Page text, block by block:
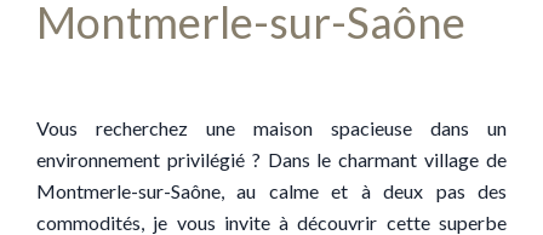
Montmerle-sur-Saône
Vous recherchez une maison spacieuse dans un
environnement privilégié ? Dans le charmant village de
Montmerle-sur-Saône, au calme et à deux pas des
commodités, je vous invite à découvrir cette superbe